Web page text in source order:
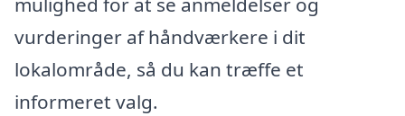
vurderinger af håndværkere i dit
lokalområde, så du kan træffe et
informeret valg.